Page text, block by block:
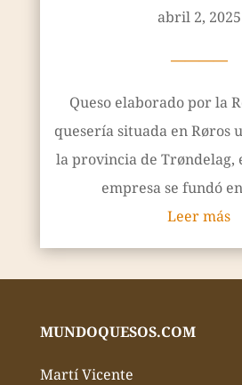
abril 2, 2025
————
Queso elaborado por la
quesería situada en Røros
la provincia de Trøndelag,
empresa se fundó
Leer más
MUNDOQUESOS.COM
Martí Vicente